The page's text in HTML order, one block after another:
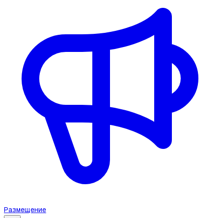
Размещение